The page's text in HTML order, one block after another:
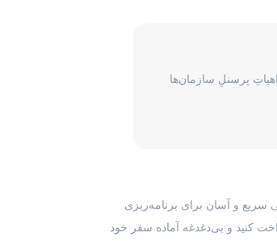
پرسنلِ سازمان‌ها
سریع و آسان برای برنامه‌ریزی
کنید و بی‌دغدغه آماده سفر خود